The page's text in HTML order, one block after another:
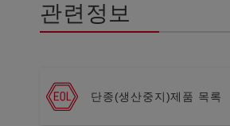
관련정보
단종(생산중지)제품 목록